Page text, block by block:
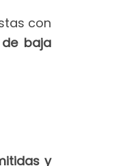
con
baja
y